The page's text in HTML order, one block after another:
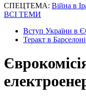
СПЕЦТЕМА: Війна в
ВСІ ТЕМИ
Вступ України в
Теракт в Барселоні